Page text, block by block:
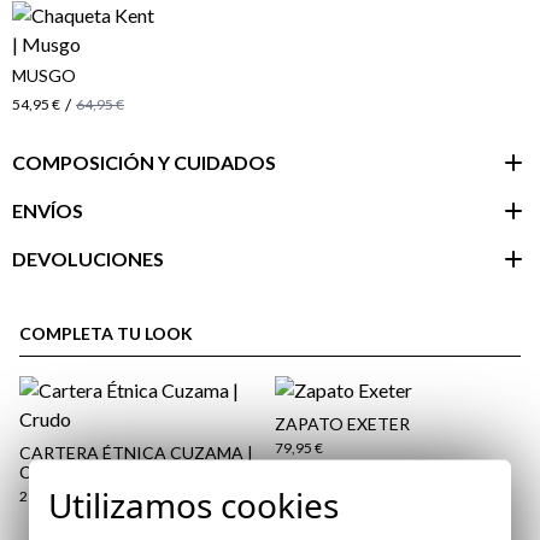
MUSGO
54,95 € / 64,95 €
COMPOSICIÓN Y CUIDADOS
ENVÍOS
DEVOLUCIONES
cliente
COMPLETA TU LOOK
CARTERA ÉTNICA CUZAMA |
CRUDO
29,95 €
ZAPATO EXETER
79,95 €
Utilizamos cookies